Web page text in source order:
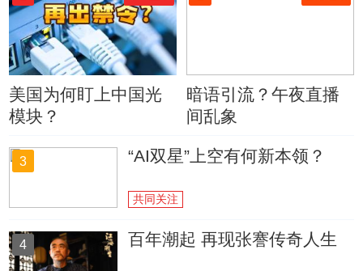
美国为何盯上中国光
模块？
暗语引流？午夜直播
间乱象
3 “AI双星”上空有何新本领？
共同关注
4 百年潮起 再现张謇传奇人生